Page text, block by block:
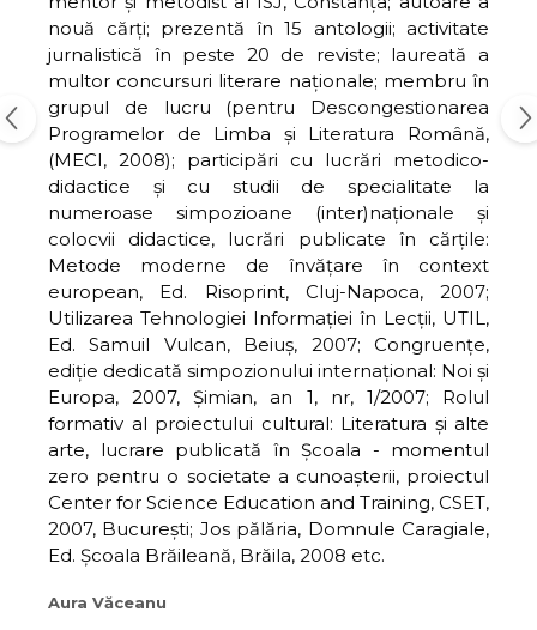
nouă cărţi; prezentă în 15 antologii; activitate
jurnalistică în peste 20 de reviste; laureată a
multor concursuri literare naţionale; membru în
grupul de lucru (pentru Descongestionarea
Programelor de Limba şi Literatura Română,
(MECI, 2008); participări cu lucrări metodico-
didactice şi cu studii de specialitate la
numeroase simpozioane (inter)naţionale şi
colocvii didactice, lucrări publicate în cărţile:
Metode moderne de învăţare în context
european, Ed. Risoprint, Cluj-Napoca, 2007;
Utilizarea Tehnologiei Informaţiei în Lecţii, UTIL,
Ed. Samuil Vulcan, Beiuş, 2007; Congruenţe,
ediţie dedicată simpozionului internaţional: Noi şi
Europa, 2007, Şimian, an 1, nr, 1/2007; Rolul
formativ al proiectului cultural: Literatura şi alte
arte, lucrare publicată în Şcoala - momentul
zero pentru o societate a cunoaşterii, proiectul
Center for Science Education and Training, CSET,
2007, Bucureşti; Jos pălăria, Domnule Caragiale,
Ed. Şcoala Brăileană, Brăila, 2008 etc.
Aura Văceanu